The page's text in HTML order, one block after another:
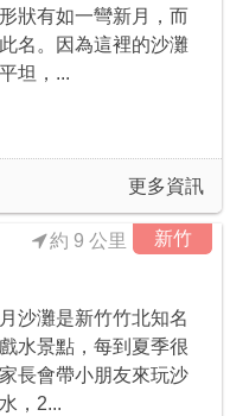
狀有如一彎新月，而
名。因為這裡的沙灘
坦，...
更多資訊
新竹
約 9 公里
沙灘是新竹竹北知名
水景點，每到夏季很
長會帶小朋友來玩沙
，2...